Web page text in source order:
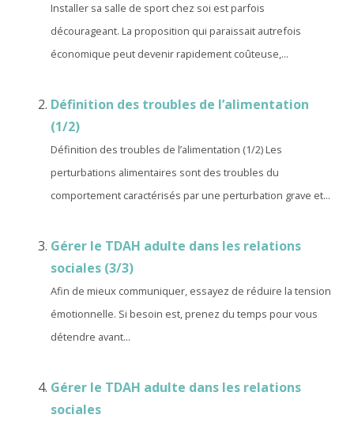
Installer sa salle de sport chez soi est parfois
décourageant. La proposition qui paraissait autrefois
économique peut devenir rapidement coûteuse,...
Définition des troubles de l’alimentation
(1/2)
Définition des troubles de l’alimentation (1/2) Les
perturbations alimentaires sont des troubles du
comportement caractérisés par une perturbation grave et...
Gérer le TDAH adulte dans les relations
sociales (3/3)
Afin de mieux communiquer, essayez de réduire la tension
émotionnelle. Si besoin est, prenez du temps pour vous
détendre avant...
Gérer le TDAH adulte dans les relations
sociales